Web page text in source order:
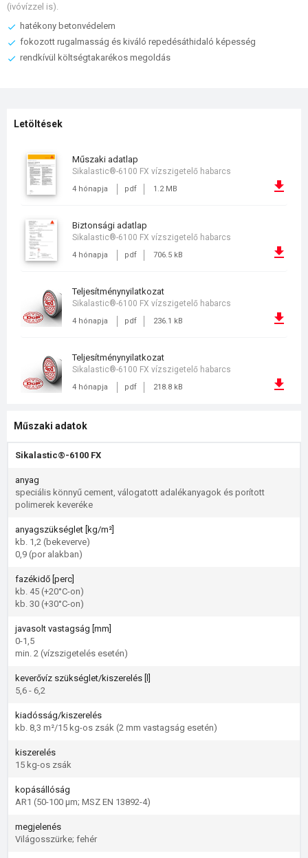
(ivóvízzel is).
hatékony betonvédelem
fokozott rugalmasság és kiváló repedésáthidaló képesség
rendkívül költségtakarékos megoldás
Letöltések
műszaki adatlap
4 hónapja pdf 1.2 MB
Sikalastic®-6100 FX vízszigetelő habarcs
biztonsági adatlap
4 hónapja pdf 706.5 kB
Sikalastic®-6100 FX vízszigetelő habarcs
teljesítménynyilatkozat
4 hónapja pdf 236.1 kB
Sikalastic®-6100 FX vízszigetelő habarcs
teljesítménynyilatkozat
4 hónapja pdf 218.8 kB
Sikalastic®-6100 FX vízszigetelő habarcs
Műszaki adatok
Sikalastic®-6100 FX
anyag
speciális könnyű cement, válogatott adalékanyagok és porított
polimerek keveréke
anyagszükséglet [kg/m²]
kb. 1,2 (bekeverve)
0,9 (por alakban)
fazékidő [perc]
kb. 45 (+20°C-on)
kb. 30 (+30°C-on)
javasolt vastagság [mm]
0-1,5
min. 2 (vízszigetelés esetén)
keverővíz szükséglet/kiszerelés [l]
5,6 - 6,2
kiadósság/kiszerelés
kb. 8,3 m²/15 kg-os zsák (2 mm vastagság esetén)
kiszerelés
15 kg-os zsák
kopásállóság
AR1 (50-100 µm; MSZ EN 13892-4)
megjelenés
Világosszürke; fehér